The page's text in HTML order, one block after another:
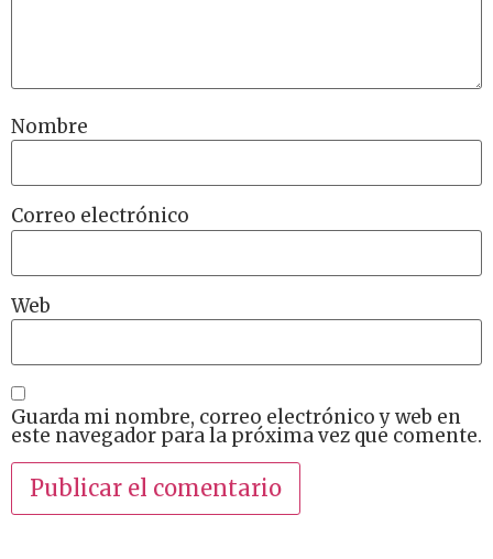
Nombre
Correo electrónico
Web
Guarda mi nombre, correo electrónico y web en
este navegador para la próxima vez que comente.